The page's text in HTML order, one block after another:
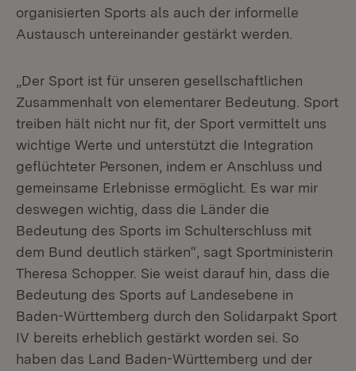
organisierten Sports als auch der informelle
Austausch untereinander gestärkt werden.
„Der Sport ist für unseren gesellschaftlichen
Zusammenhalt von elementarer Bedeutung. Sport
treiben hält nicht nur fit, der Sport vermittelt uns
wichtige Werte und unterstützt die Integration
geflüchteter Personen, indem er Anschluss und
gemeinsame Erlebnisse ermöglicht. Es war mir
deswegen wichtig, dass die Länder die
Bedeutung des Sports im Schulterschluss mit
dem Bund deutlich stärken“, sagt Sportministerin
Theresa Schopper. Sie weist darauf hin, dass die
Bedeutung des Sports auf Landesebene in
Baden-Württemberg durch den Solidarpakt Sport
IV bereits erheblich gestärkt worden sei. So
haben das Land Baden-Württemberg und der